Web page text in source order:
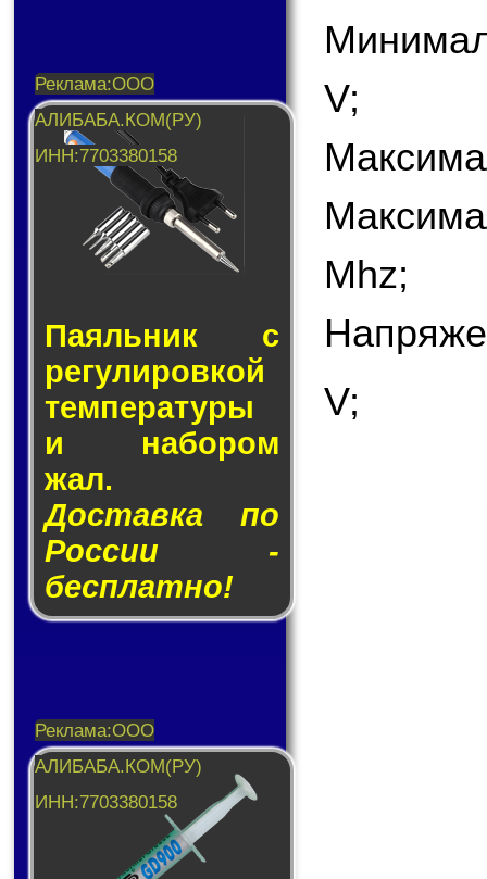
Паяльник с
ре­гу­ли­ров­кой
тем­пе­ра­ту­ры
и на­бо­ром
жал.
Доставка по
России -
бесплатно!
V;
Mhz;
V;